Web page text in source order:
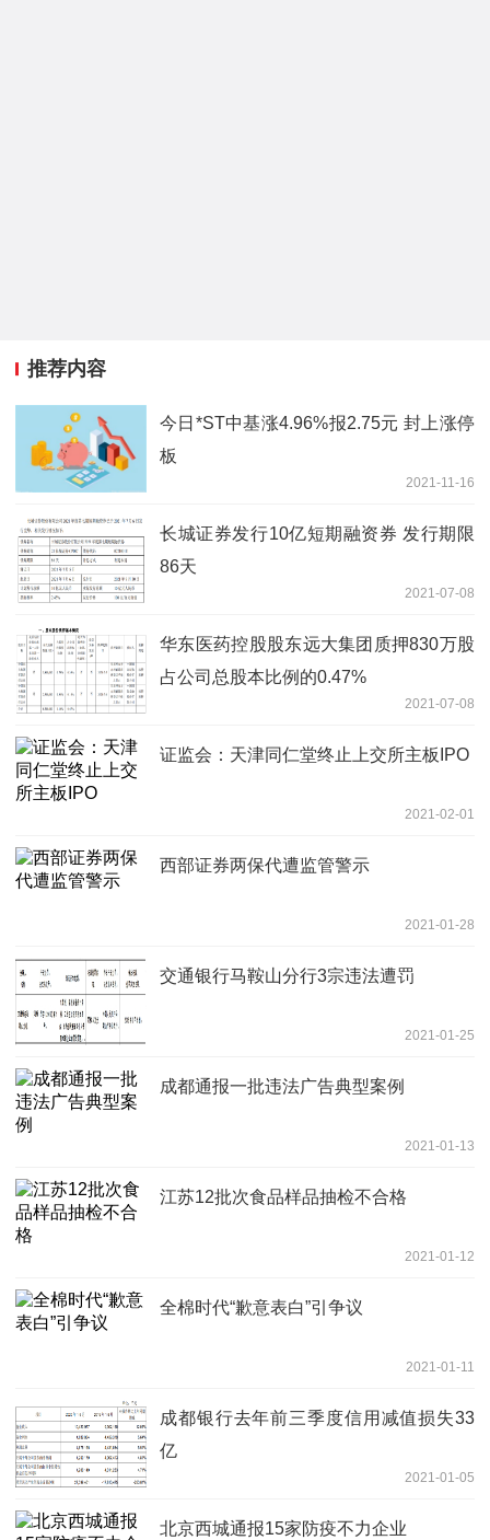
推荐内容
今日*ST中基涨4.96%报2.75元 封上涨停
板
2021-11-16
长城证券发行10亿短期融资券 发行期限
86天
2021-07-08
华东医药控股股东远大集团质押830万股
占公司总股本比例的0.47%
2021-07-08
证监会：天津同仁堂终止上交所主板IPO
2021-02-01
西部证券两保代遭监管警示
2021-01-28
交通银行马鞍山分行3宗违法遭罚
2021-01-25
成都通报一批违法广告典型案例
2021-01-13
江苏12批次食品样品抽检不合格
2021-01-12
全棉时代“歉意表白”引争议
2021-01-11
成都银行去年前三季度信用减值损失33
亿
2021-01-05
北京西城通报15家防疫不力企业